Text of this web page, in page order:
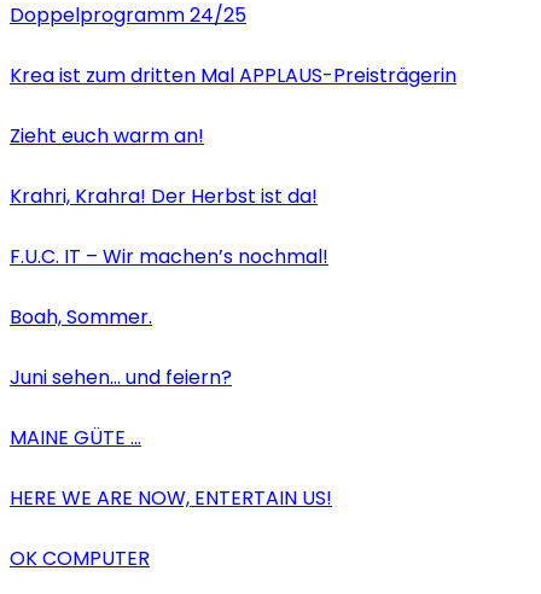
Doppelprogramm 24/25
Krea ist zum dritten Mal APPLAUS-Preisträgerin
Zieht euch warm an!
Krahri, Krahra! Der Herbst ist da!
F.U.C. IT – Wir machen’s nochmal!
Boah, Sommer.
Juni sehen… und feiern?
MAINE GÜTE …
HERE WE ARE NOW, ENTERTAIN US!
OK COMPUTER